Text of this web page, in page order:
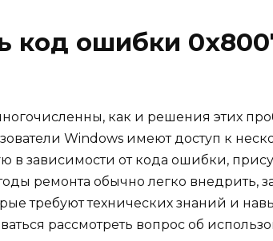
код ошибки
как и решения этих
Windows имеют доступ к
в зависимости от кода ошибки,
ремонта обычно легко внедрить,
требуют технических знаний и
рассмотреть вопрос об